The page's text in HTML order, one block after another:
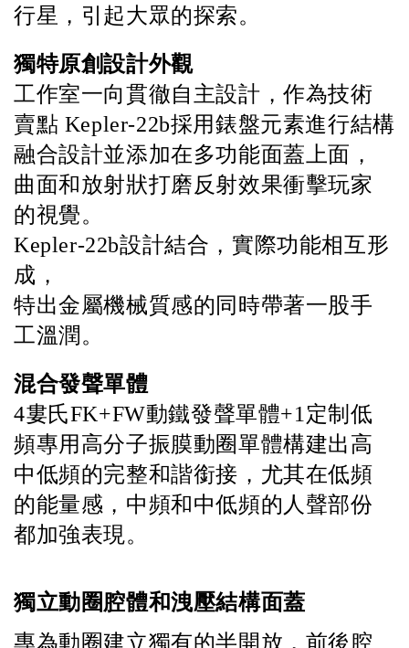
行星，引起大眾的探索。
獨特原創設計外觀
工作室一向貫徹自主設計，作為技術
賣點 Kepler-22b採用錶盤元素進行結構
融合設計並添加在多功能面蓋上面，
曲面和放射狀打磨反射效果衝擊玩家
的視覺。
Kepler-22b設計結合，實際功能相互形
成，
特出金屬機械質感的同時帶著一股手
工溫潤。
混合發聲單體
4婁氏FK+FW動鐵發聲單體+1 定制低
頻專用高分子振膜動圈單體構建出高
中低頻的完整和諧銜接，尤其在低頻
的能量感，中頻和中低頻的人聲部份
都加強表現。
獨立動圈腔體和洩壓結構面蓋
專為動圈建立獨有的半開放，前後腔